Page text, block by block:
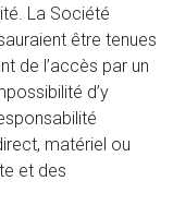
La Société
être tenues
de l’accès par un
d’y
matériel ou
et des